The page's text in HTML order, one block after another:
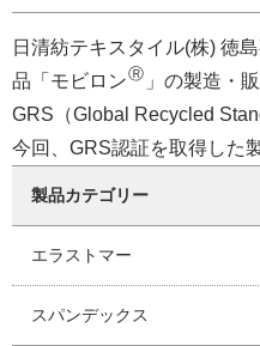
日清紡テキスタイル(株) 徳
品「モビロンⓇ 」の製造・
GRS（Global Recycled
今回、GRS認証を取得した
製品カテゴリー
エラストマー
スパンデックス